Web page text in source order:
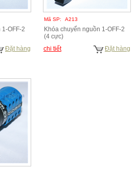
OFF-2
Đặt hàng
Mã SP: A213
Khóa chuyển nguồn 1-OFF-2
(4 cực)
chi tiết
Đặt hàng